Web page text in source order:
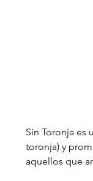
Sin Toronja es
toronja) y
aquellos que